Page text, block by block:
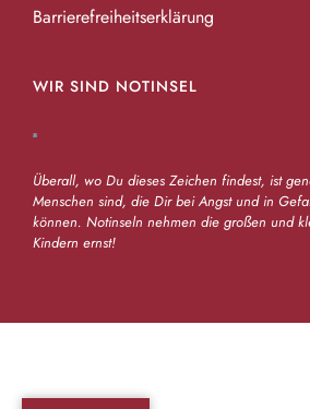
Barrierefreiheitserklärung
WIR SIND NOTINSEL
Überall, wo Du dieses Zeichen findest, ist
Menschen sind, die Dir bei Angst und in
können. Notinseln nehmen die großen und
Kindern ernst!